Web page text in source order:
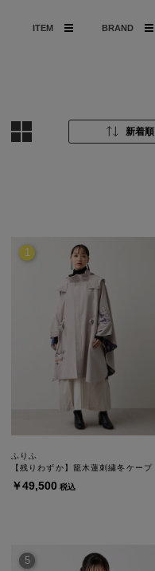
ITEM BRAND
新着順
ふりふ
【残りわずか】籠木蓮刺繍冬ケープ
￥49,500 税込
1
5